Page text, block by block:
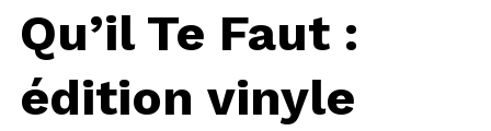
Qu’il Te Faut :
édition vinyle